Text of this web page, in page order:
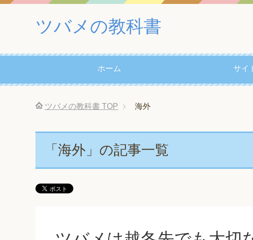
ツバメの教科書
ホーム サイ
ツバメの教科書 TOP 海外
「海外」の記事一覧